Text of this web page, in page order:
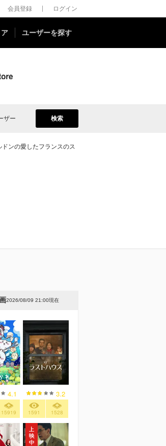
会員登録 ログイン
ア ユーザーを探す
ザー 検索
ンの愛したフランスのス
2026/08/09 21:00現在
4.1
15919
3.2
1591 1528